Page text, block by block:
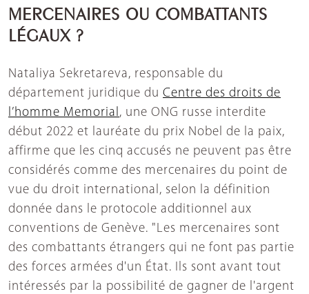
MERCENAIRES OU COMBATTANTS
LÉGAUX ?
Nataliya Sekretareva, responsable du
département juridique du Centre des droits de
l’homme Memorial, une ONG russe interdite
début 2022 et lauréate du prix Nobel de la paix,
affirme que les cinq accusés ne peuvent pas être
considérés comme des mercenaires du point de
vue du droit international, selon la définition
donnée dans le protocole additionnel aux
conventions de Genève. "Les mercenaires sont
des combattants étrangers qui ne font pas partie
des forces armées d'un État. Ils sont avant tout
intéressés par la possibilité de gagner de l'argent